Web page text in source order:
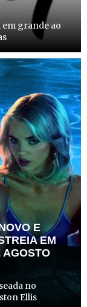
grande ao
E
EM
AGOSTO
no
Ellis